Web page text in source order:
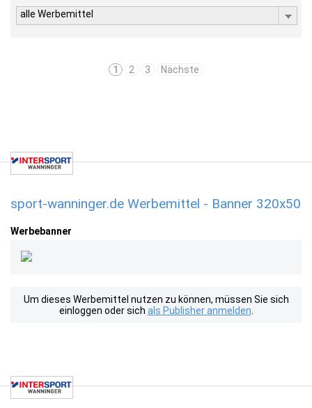
alle Werbemittel
1 2 3 Nächste
sport-wanninger.de Werbemittel - Banner 320x50
Werbebanner
Um dieses Werbemittel nutzen zu können, müssen Sie sich
einloggen oder sich als Publisher anmelden